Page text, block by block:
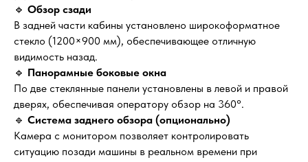
🔹 Обзор сзади
В задней части кабины установлено широкоформатное
стекло (1200×900 мм), обеспечивающее отличную
видимость назад.
🔹 Панорамные боковые окна
По две стеклянные панели установлены в левой и правой
дверях, обеспечивая оператору обзор на 360°.
🔹 Система заднего обзора (опционально)
Камера с монитором позволяет контролировать
ситуацию позади машины в реальном времени при